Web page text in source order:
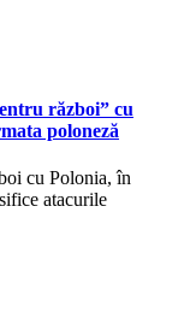
război” cu
poloneză
cu Polonia, în
atacurile